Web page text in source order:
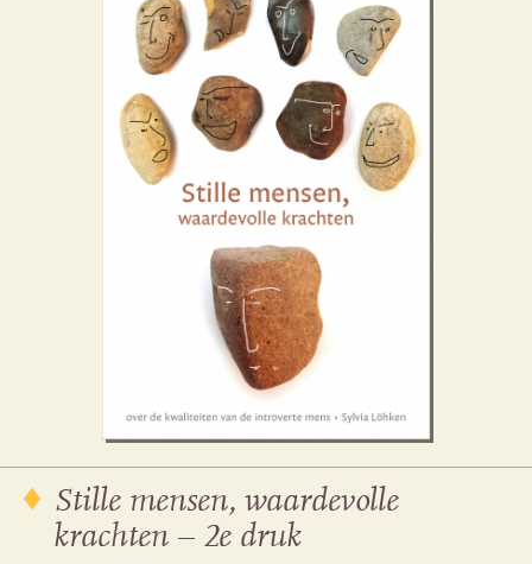
Stille mensen, waardevolle
krachten – 2e druk